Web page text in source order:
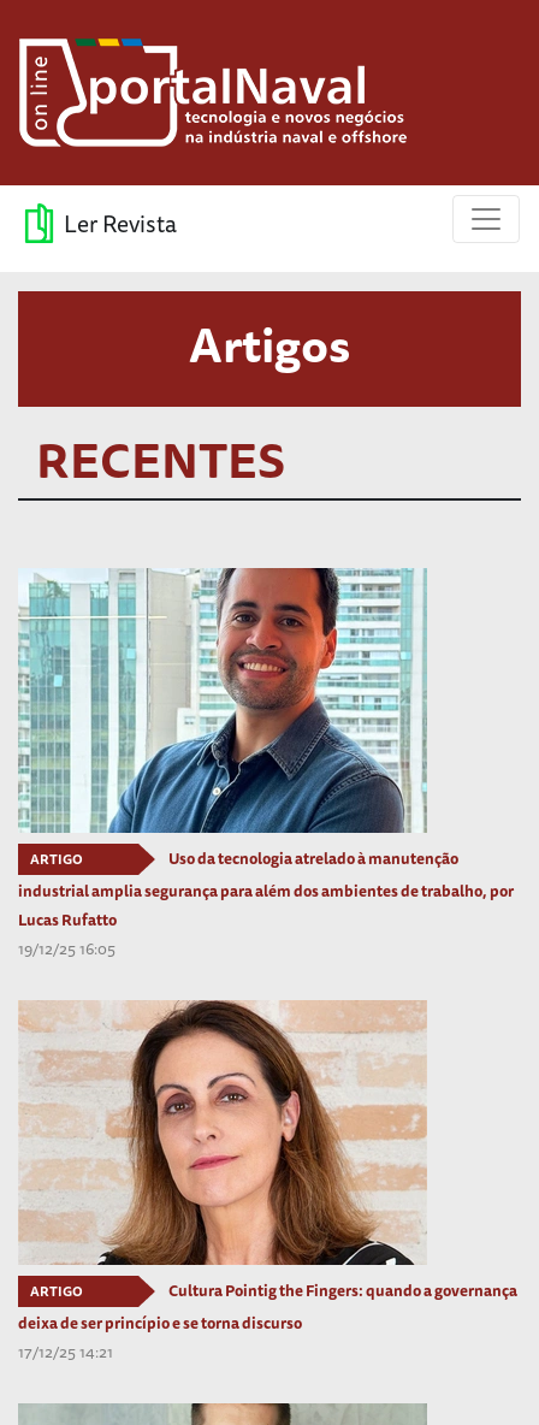
Ler Revista
Artigos
RECENTES
ARTIGO
Uso da tecnologia atrelado à manutenção
industrial amplia segurança para além dos ambientes de trabalho, por
Lucas Rufatto
19/12/25 16:05
ARTIGO
Cultura Pointig the Fingers: quando a governança
deixa de ser princípio e se torna discurso
17/12/25 14:21